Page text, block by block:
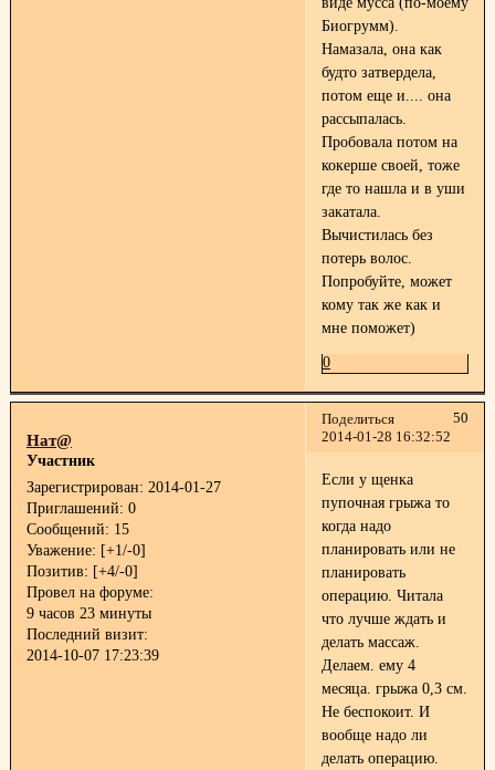
Биогрумм).
Намазала, она как
будто затвердела,
потом еще и.... она
рассыпалась.
Пробовала потом на
кокерше своей, тоже
где то нашла и в уши
закатала.
Вычистилась без
потерь волос.
Попробуйте, может
кому так же как и
мне поможет)
0
Поделиться
50
2014-01-28 16:32:52
Нат@
Участник
Зарегистрирован: 2014-01-27
Приглашений: 0
Сообщений: 15
Уважение: [+1/-0]
Позитив: [+4/-0]
Провел на форуме:
9 часов 23 минуты
Последний визит:
2014-10-07 17:23:39
Если у щенка
пупочная грыжа то
когда надо
планировать или не
планировать
операцию. Читала
что лучше ждать и
делать массаж.
Делаем. ему 4
месяца. грыжа 0,3 см.
Не беспокоит. И
вообще надо ли
делать операцию.